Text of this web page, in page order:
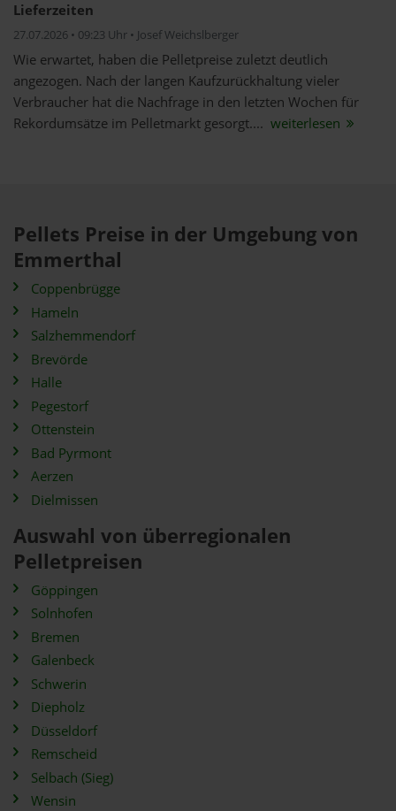
Lieferzeiten
27.07.2026 • 09:23 Uhr • Josef Weichslberger
Wie erwartet, haben die Pelletpreise zuletzt deutlich
angezogen. Nach der langen Kaufzurückhaltung vieler
Verbraucher hat die Nachfrage in den letzten Wochen für
Rekordumsätze im Pelletmarkt gesorgt.... weiterlesen
Pellets Preise in der Umgebung von
Emmerthal
Coppenbrügge
Hameln
Salzhemmendorf
Brevörde
Halle
Pegestorf
Ottenstein
Bad Pyrmont
Aerzen
Dielmissen
Auswahl von überregionalen
Pelletpreisen
Göppingen
Solnhofen
Bremen
Galenbeck
Schwerin
Diepholz
Düsseldorf
Remscheid
Selbach (Sieg)
Wensin